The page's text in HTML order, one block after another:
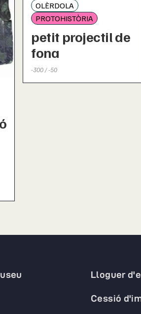
OLÈRDOLA
PROTOHISTÒRIA
petit projectil de
fona
-300 / -50
Lloguer
Cessió